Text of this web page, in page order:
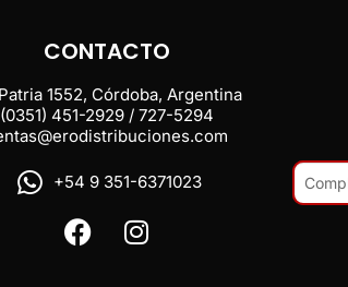
CONTACTO
1552, Córdoba, Argentina
(0351) 451-2929 / 727-5294
+54 9 351-6371023